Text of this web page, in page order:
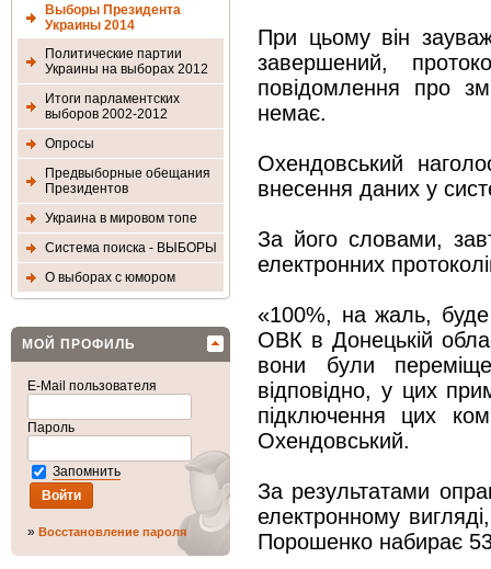
Выборы Президента
Украины 2014
Политические партии
Украины на выборах 2012
Итоги парламентских
выборов 2002-2012
Опросы
Предвыборные обещания
Президентов
Украина в мировом топе
Система поиска - ВЫБОРЫ
О выборах с юмором
МОЙ ПРОФИЛЬ
E-Mail пользователя
Пароль
Запомнить
» Восстановление пароля
При цьому він
завершений,
повідомлення про
немає.
Охендовський
внесення даних у
За його словами,
електронних
«100%, на жаль, буде
ОВК в Донецькій
вони були
відповідно, у цих
підключення цих
Охендовський.
За результатами
електронному
Порошенко набирає